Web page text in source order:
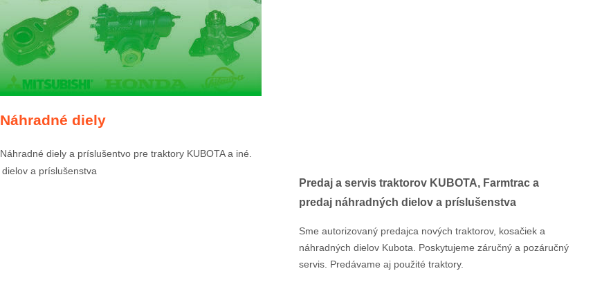
Náhradné diely
Náhradné diely a príslušentvo pre traktory KUBOTA a iné.
Predaj a servis traktorov KUBOTA, Farmtrac a
predaj náhradných dielov a príslušenstva
Sme autorizovaný predajca nových traktorov, kosačiek a
náhradných dielov Kubota. Poskytujeme záručný a pozáručný
servis. Predávame aj použité traktory.